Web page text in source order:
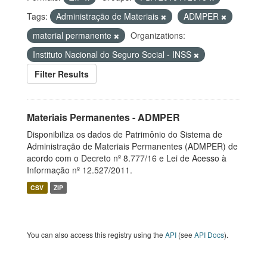
Tags:
Administração de Materiais
ADMPER
material permanente
Organizations:
Instituto Nacional do Seguro Social - INSS
Filter Results
Materiais Permanentes - ADMPER
Disponibiliza os dados de Patrimônio do Sistema de
Administração de Materiais Permanentes (ADMPER) de
acordo com o Decreto nº 8.777/16 e Lei de Acesso à
Informação nº 12.527/2011.
CSV ZIP
You can also access this registry using the API (see API Docs).